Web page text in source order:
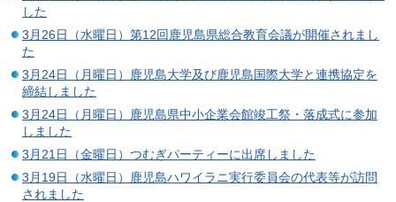
した
3月26日（水曜日）第12回鹿児島県総合教育会議が開催されまし
た
3月24日（月曜日）鹿児島大学及び鹿児島国際大学と連携協定を
締結しました
3月24日（月曜日）鹿児島県中小企業会館竣工祭・落成式に参加
しました
3月21日（金曜日）つむぎパーティーに出席しました
3月19日（水曜日）鹿児島ハワイラニ実行委員会の代表等が訪問
されました